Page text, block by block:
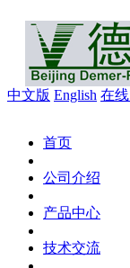
中文版 English 在
首页
公司介绍
产品中心
技术交流